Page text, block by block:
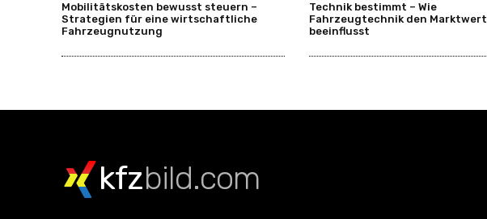
Mobilitätskosten bewusst steuern –
Strategien für eine wirtschaftliche
Fahrzeugnutzung
Technik bestimmt – Wie
Fahrzeugtechnik den Marktwert
beeinflusst
kfzbild.com